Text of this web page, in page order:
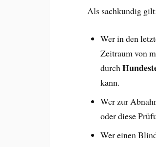
Als sachkundig
Wer in den
Zeitraum von
durch
kann.
Wer zur
oder diese
Wer einen